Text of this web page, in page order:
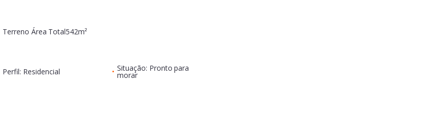
Terreno Área Total542m²
Perfil: Residencial • Situação: Pronto para
morar